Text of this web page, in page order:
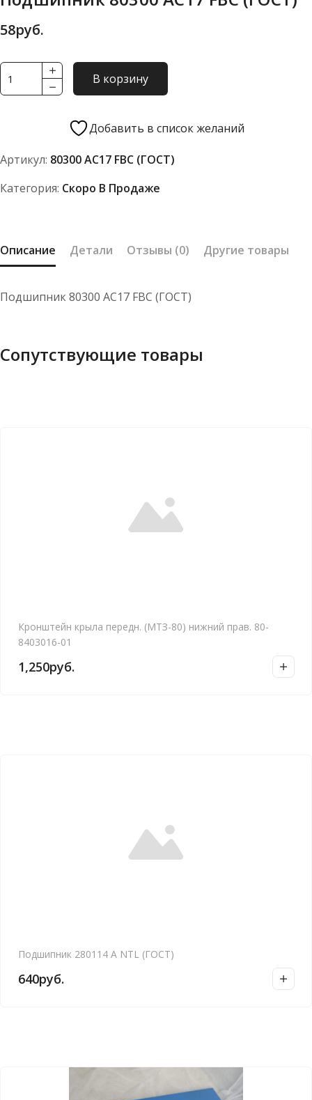
58руб.
Количество
товара
FBC
В корзину
Добавить в список желаний
Артикул: 80300 АС17 FBC (ГОСТ)
Категория: Скоро В Продаже
Описание Детали Отзывы (0) Другие товары
Подшипник 80300 АС17 FBC (ГОСТ)
Сопутствующие товары
Кронштейн крыла передн. (МТЗ-80) нижний прав. 80-
8403016-01
1,250руб.
Подшипник 280114 А NTL (ГОСТ)
640руб.